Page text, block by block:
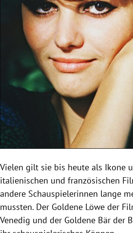
Vielen gilt sie bis heute als Ikone
italienischen und französischen
andere Schauspielerinnen lange
mussten. Der Goldene Löwe der
Venedig und der Goldene Bär der